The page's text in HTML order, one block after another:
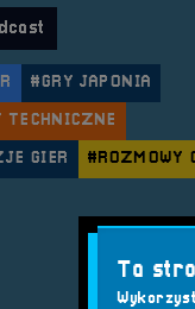
#GRY JAPONIA
TECHNICZNE
GIER #ROZMOWY
#29 Ta